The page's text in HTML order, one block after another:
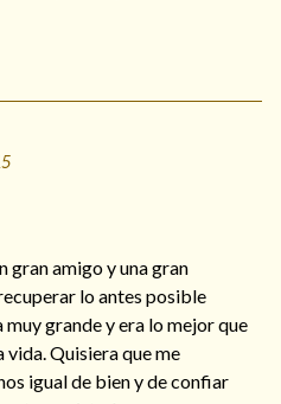
gran amigo y una gran
lo antes posible
grande y era lo mejor que
vida. Quisiera que me
igual de bien y de confiar